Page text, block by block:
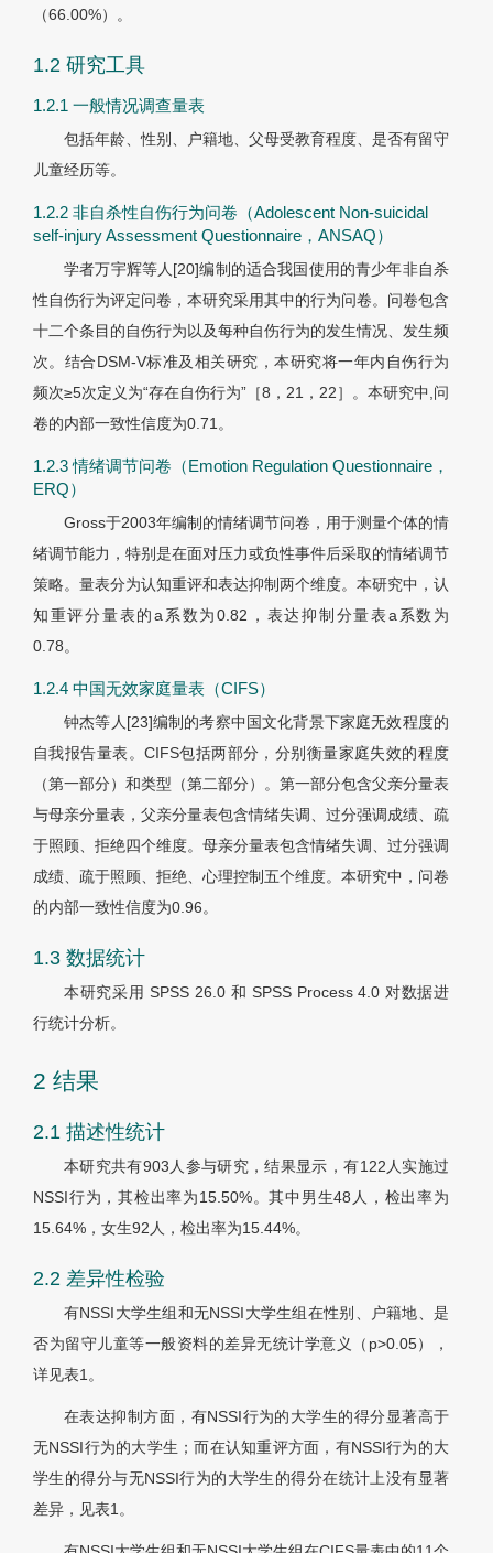
（66.00%）。
1.2 研究工具
1.2.1 一般情况调查量表
包括年龄、性别、户籍地、父母受教育程度、是否有留守
儿童经历等。
1.2.2 非自杀性自伤行为问卷（Adolescent Non-suicidal
self-injury Assessment Questionnaire，ANSAQ）
学者万宇辉等人[20]编制的适合我国使用的青少年非自杀
性自伤行为评定问卷，本研究采用其中的行为问卷。问卷包含
十二个条目的自伤行为以及每种自伤行为的发生情况、发生频
次。结合DSM-V标准及相关研究，本研究将一年内自伤行为
频次≥5次定义为“存在自伤行为”［8，21，22］。本研究中,问
卷的内部一致性信度为0.71。
1.2.3 情绪调节问卷（Emotion Regulation Questionnaire，
ERQ）
Gross于2003年编制的情绪调节问卷，用于测量个体的情
绪调节能力，特别是在面对压力或负性事件后采取的情绪调节
策略。量表分为认知重评和表达抑制两个维度。本研究中，认
知重评分量表的a系数为0.82，表达抑制分量表a系数为
0.78。
1.2.4 中国无效家庭量表（CIFS）
钟杰等人[23]编制的考察中国文化背景下家庭无效程度的
自我报告量表。CIFS包括两部分，分别衡量家庭失效的程度
（第一部分）和类型（第二部分）。第一部分包含父亲分量表
与母亲分量表，父亲分量表包含情绪失调、过分强调成绩、疏
于照顾、拒绝四个维度。母亲分量表包含情绪失调、过分强调
成绩、疏于照顾、拒绝、心理控制五个维度。本研究中，问卷
的内部一致性信度为0.96。
1.3 数据统计
本研究采用 SPSS 26.0 和 SPSS Process 4.0 对数据进
行统计分析。
2 结果
2.1 描述性统计
本研究共有903人参与研究，结果显示，有122人实施过
NSSI行为，其检出率为15.50%。其中男生48人，检出率为
15.64%，女生92人，检出率为15.44%。
2.2 差异性检验
有NSSI大学生组和无NSSI大学生组在性别、户籍地、是
否为留守儿童等一般资料的差异无统计学意义（p>0.05），
详见表1。
在表达抑制方面，有NSSI行为的大学生的得分显著高于
无NSSI行为的大学生；而在认知重评方面，有NSSI行为的大
学生的得分与无NSSI行为的大学生的得分在统计上没有显著
差异，见表1。